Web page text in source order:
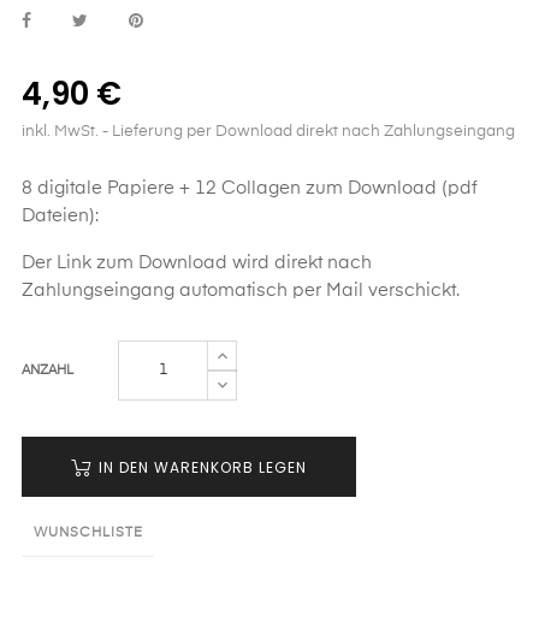
4,90 €
inkl. MwSt. - Lieferung per Download direkt nach Zahlungseingang
8 digitale Papiere + 12 Collagen zum Download (pdf
Dateien):
Der Link zum Download wird direkt nach
Zahlungseingang automatisch per Mail verschickt.
ANZAHL
IN DEN WARENKORB LEGEN
WUNSCHLISTE